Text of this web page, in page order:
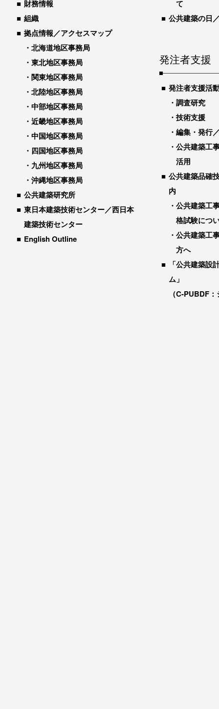
財務情報
組織
拠点情報／アクセスマップ
北海道地区事務局
東北地区事務局
関東地区事務局
北陸地区事務局
中部地区事務局
近畿地区事務局
中国地区事務局
四国地区事務局
九州地区事務局
沖縄地区事務局
公共建築研究所
東日本建築技術センター／西日本
建築技術センター
English Outline
て
公共建築の日
発注者支援
発注者支援活
調査研究
技術支援
編集・発行
公共建築工
活用
公共建築品確
内
公共建築工
格試験につ
公共建築工
方へ
「公共建築設
ム」
（C-PUBDF